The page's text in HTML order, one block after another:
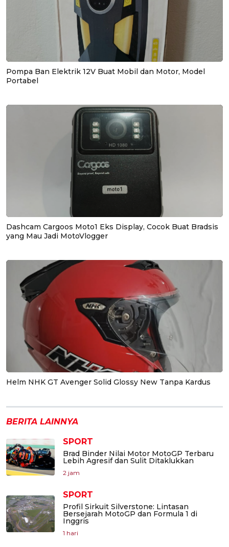
Pompa Ban Elektrik 12V Buat Mobil dan Motor, Model
Portabel
Dashcam Cargoos Moto1 Eks Display, Cocok Buat Bradsis
yang Mau Jadi MotoVlogger
Helm NHK GT Avenger Solid Glossy New Tanpa Kardus
BERITA LAINNYA
SPORT
Brad Binder Nilai Motor MotoGP Terbaru
Lebih Agresif dan Sulit Ditaklukkan
2 jam
SPORT
Profil Sirkuit Silverstone: Lintasan
Bersejarah MotoGP dan Formula 1 di
Inggris
1 hari